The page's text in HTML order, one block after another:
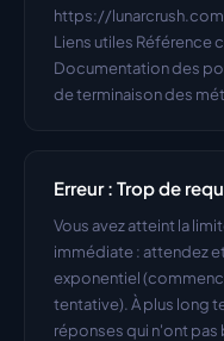
https://
Liens utiles Référence
Documentation des
de terminaison des
Erreur : Trop de
Vous avez atteint la
immédiate : attendez
exponentiel
tentative). À plus long
réponses qui n'ont pas